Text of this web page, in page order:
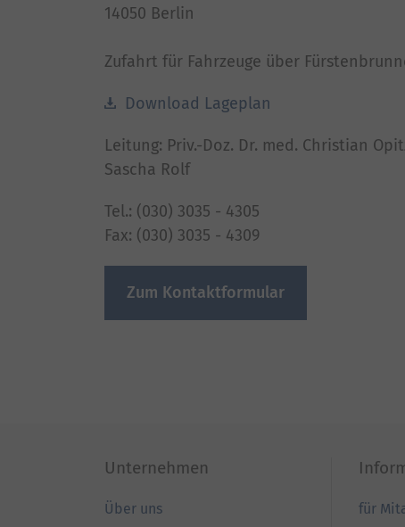
14050 Berlin
Zufahrt für Fahrzeuge über
Download Lageplan
Leitung: Priv.-Doz. Dr. med. Christian
Sascha Rolf
Tel.: (030) 3035 - 4305
Fax: (030) 3035 - 4309
Zum Kontaktformular
Unternehmen
Über uns für